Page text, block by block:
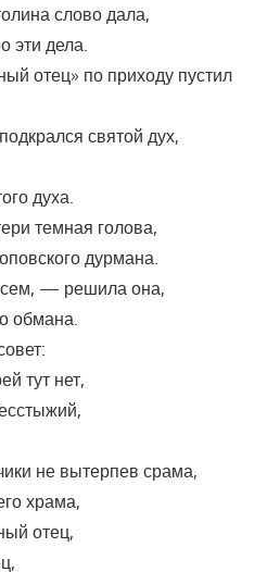
слово дала,
эти дела.
отец» по приходу пустил
святой дух,
духа.
темная голова,
дурмана.
— решила она,
обмана.
тут нет,
не вытерпев срама,
храма,
отец,